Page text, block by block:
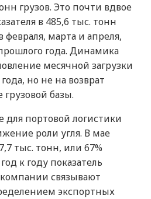
грузов. Это почти вдвое
в 485,6 тыс. тонн
февраля, марта и апреля,
года. Динамика
месячной загрузки
но не на возврат
базы.
портовой логистики
роли угля. В мае
тыс. тонн, или 67%
к году показатель
компании связывают
экспортных